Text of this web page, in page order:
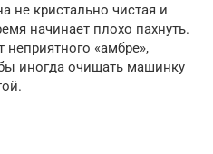
не кристально чистая и
начинает плохо пахнуть.
неприятного «амбре»,
иногда очищать машинку